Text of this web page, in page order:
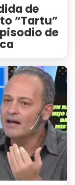
de
“Tartu”
de